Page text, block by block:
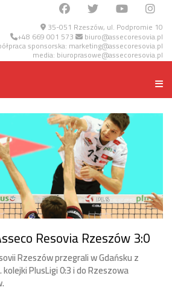
35-051 Rzeszów, ul. Podpromie 10
+48 669 001 573 biuro@assecoresovia.pl
sponsorska: marketing@assecoresovia.pl
media: biuroprasowe@assecoresovia.pl
Resovia Rzeszów 3:0
Rzeszów przegrali w Gdańsku z
PlusLigi 0:3 i do Rzeszowa